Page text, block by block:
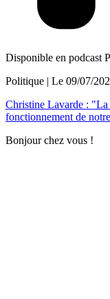
Disponible en podcast
Politique | Le 09/07/
Christine Lavarde :
fonctionnement de
Bonjour chez vous !